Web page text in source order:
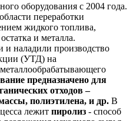
оборудования с 2004 года.
переработки
жидкого топлива,
и металла.
и наладили производство
(УТД) на
предназначено для
отходов –
полиэтилена, и др. В
лежит пиролиз - способ